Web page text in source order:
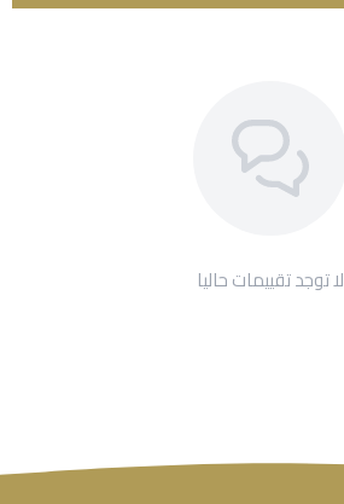
لا توجد تقييمات حاليا